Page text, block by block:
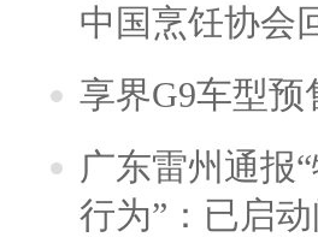
中国烹饪协会
享界G9车型预
广东雷州通报
行为”：已启